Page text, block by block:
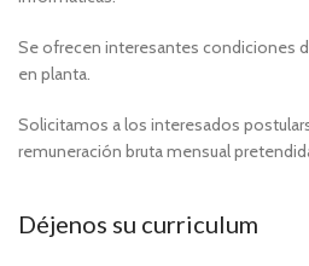
Se ofrecen interesantes condiciones
en planta.
Solicitamos a los interesados
remuneración bruta mensual
Déjenos su curriculum